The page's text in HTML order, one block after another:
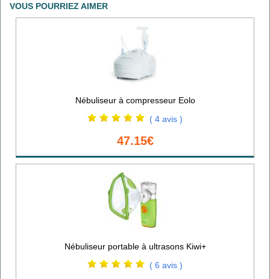
VOUS POURRIEZ AIMER
Nébuliseur à compresseur Eolo
( 4 avis )
47.15€
Nébuliseur portable à ultrasons Kiwi+
( 6 avis )